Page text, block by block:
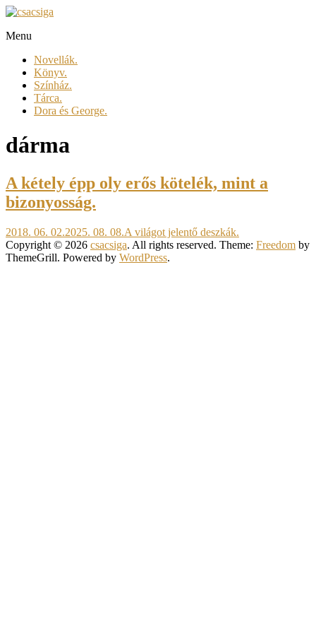
Skip
content
csacsiga
megél.
regél.
Menu
Novellák.
Könyv.
Színház.
Tárca.
Dora és George.
dárma
A kétely épp oly erős kötelék, mint a
bizonyosság.
2018. 06. 02.2025. 08. 08.A világot jelentő deszkák.
Copyright © 2026 csacsiga. All rights reserved. Theme: Freedom by
ThemeGrill. Powered by WordPress.